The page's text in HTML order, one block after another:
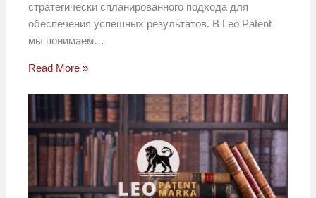
стратегически спланированного подхода для
обеспечения успешных результатов. В Leo Patent
мы понимаем…
Read More »